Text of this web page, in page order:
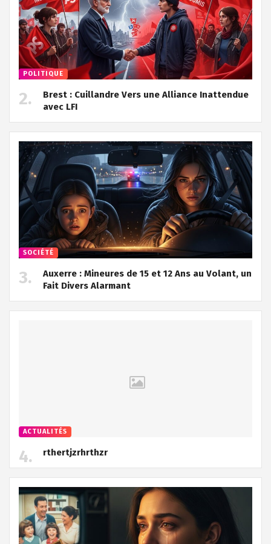
POLITIQUE
Brest : Cuillandre Vers une Alliance Inattendue
avec LFI
SOCIÉTÉ
Auxerre : Mineures de 15 et 12 Ans au Volant, un
Fait Divers Alarmant
ACTUALITÉS
rthertjzrhrthzr